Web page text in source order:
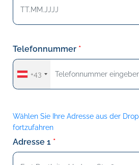
Telefonnummer
+43
Wählen Sie Ihre Adresse aus der
fortzufahren
Adresse 1